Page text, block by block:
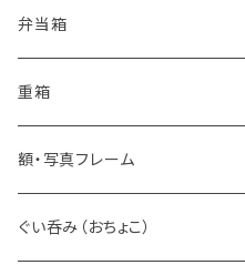
ワイングラス
カップ
タンブラー
ショットグラス
豆皿
丸皿
花皿
小皿
弁当箱
重箱
額・写真フレーム
ぐい呑み（おちょこ）